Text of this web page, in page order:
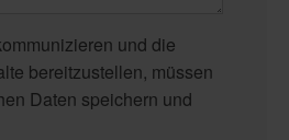
und die
bereitzustellen, müssen
Daten speichern und